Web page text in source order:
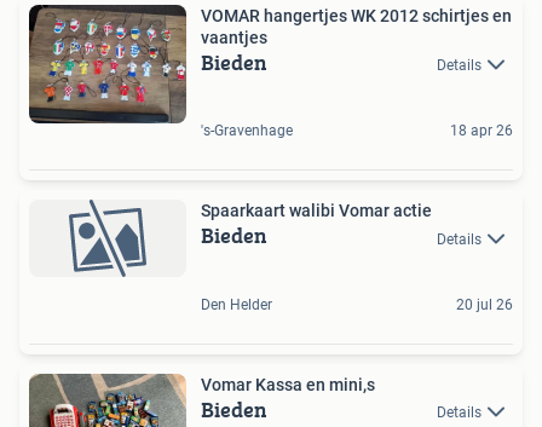
VOMAR hangertjes WK 2012 schirtjes en
vaantjes
Bieden Details
's-Gravenhage 18 apr 26
Spaarkaart walibi Vomar actie
Bieden Details
Den Helder 20 jul 26
Vomar Kassa en mini,s
Bieden Details